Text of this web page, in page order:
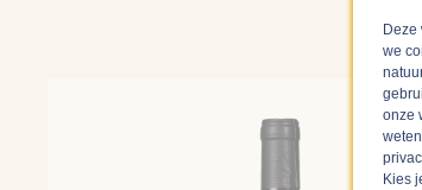
Deze
we
onze
Kies